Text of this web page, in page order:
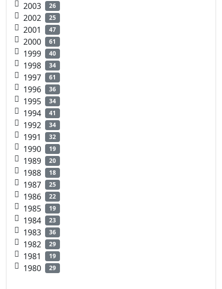
2003 26
2002 25
2001 47
2000 61
1999 40
1998 34
1997 61
1996 36
1995 34
1994 41
1992 34
1991 32
1990 19
1989 20
1988 18
1987 25
1986 22
1985 19
1984 23
1983 36
1982 29
1981 19
1980 29